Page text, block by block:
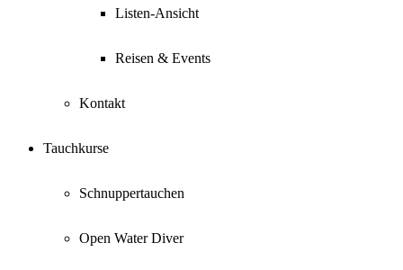
Listen-Ansicht
Reisen & Events
Kontakt
Tauchkurse
Schnuppertauchen
Open Water Diver